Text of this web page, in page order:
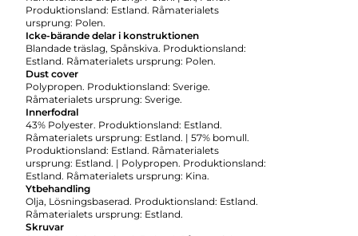
Produktionsland: Estland. Råmaterialets
ursprung: Polen.
Icke-bärande delar i konstruktionen
Blandade träslag, Spånskiva. Produktionsland:
Estland. Råmaterialets ursprung: Polen.
Dust cover
Polypropen. Produktionsland: Sverige.
Råmaterialets ursprung: Sverige.
Innerfodral
43% Polyester. Produktionsland: Estland.
Råmaterialets ursprung: Estland. | 57% bomull.
Produktionsland: Estland. Råmaterialets
ursprung: Estland. | Polypropen. Produktionsland:
Estland. Råmaterialets ursprung: Kina.
Ytbehandling
Olja, Lösningsbaserad. Produktionsland: Estland.
Råmaterialets ursprung: Estland.
Skruvar